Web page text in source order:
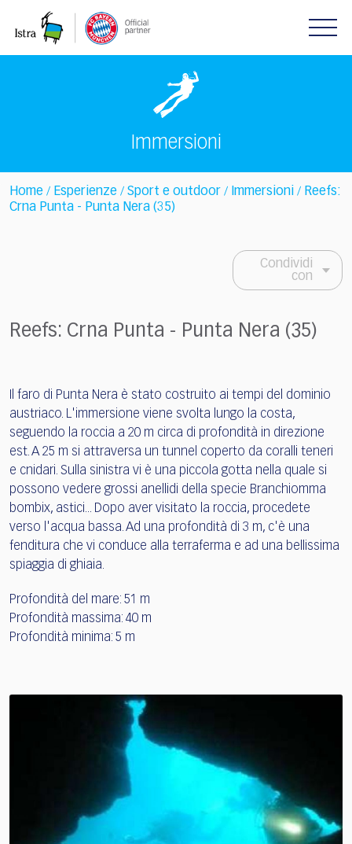
note:
Immersioni
Home / Esperienze / Sport e outdoor / Immersioni / Reefs:
Crna Punta - Punta Nera (35)
Condividi
con
Reefs: Crna Punta - Punta Nera (35)
Il faro di Punta Nera è stato costruito ai tempi del dominio
austriaco. L'immersione viene svolta lungo la costa,
seguendo la roccia a 20 m circa di profondità in direzione
est. A 25 m si attraversa un tunnel coperto da coralli teneri
e cnidari. Sulla sinistra vi è una piccola gotta nella quale si
possono vedere grossi anellidi della specie Branchiomma
bombix, astici... Dopo aver visitato la roccia, procedete
verso l'acqua bassa. Ad una profondità di 3 m, c'è una
fenditura che vi conduce alla terraferma e ad una bellissima
spiaggia di ghiaia.
Profondità del mare: 51 m
Profondità massima: 40 m
Profondità minima: 5 m